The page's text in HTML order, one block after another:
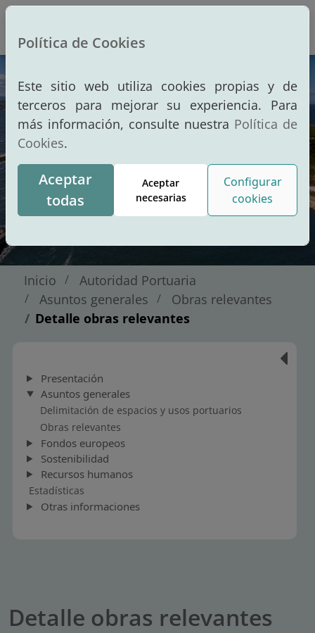
Política de Cookies
Este sitio web utiliza cookies propias y de
terceros para mejorar su experiencia. Para
más información, consulte nuestra Política de
Cookies.
Aceptar
todas
Aceptar
necesarias
Configurar
cookies
Inicio
Autoridad Portuaria
Asuntos generales
Obras relevantes
Detalle obras relevantes
Presentación
Asuntos generales
Delimitación de espacios y usos portuarios
Obras relevantes
Fondos europeos
Sostenibilidad
Recursos humanos
Estadísticas
Otras informaciones
Detalle obras relevantes